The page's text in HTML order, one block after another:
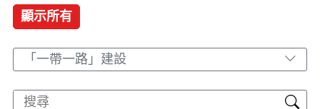
顯示所有
「一帶一路」建設